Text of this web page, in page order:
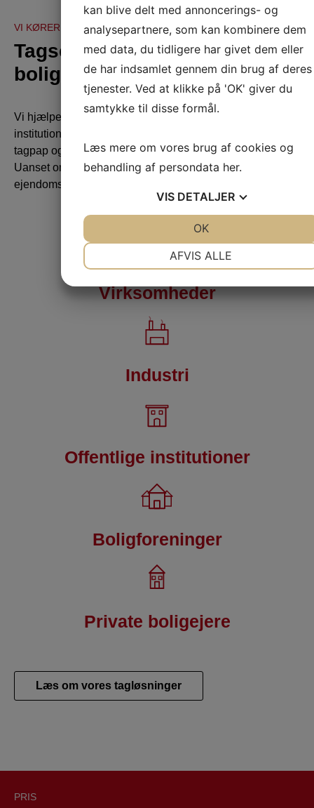
VI KØRER I HELE LANDET
Tagservice til virksomheder,
boligforeninger og private
Vi hjælper virksomheder, boligforeninger, offentlige
institutioner og private boligejere med at vedligeholde
tagpap og flade tage.
Uanset om du ejer én bygning eller administrerer en større
ejendomsportefølje, tilpasser vi serviceaftalen til dine behov.
Virksomheder
Industri
Offentlige institutioner
Boligforeninger
Private boligejere
Læs om vores tagløsninger
PRIS
kan blive delt med annoncerings- og
analysepartnere, som kan kombinere dem
med data, du tidligere har givet dem eller
de har indsamlet gennem din brug af deres
tjenester. Ved at klikke på 'OK' giver du
samtykke til disse formål.
Læs mere om vores brug af cookies og
behandling af persondata her.
VIS DETALJER
MARKETING
AFVIS ALLE
OK